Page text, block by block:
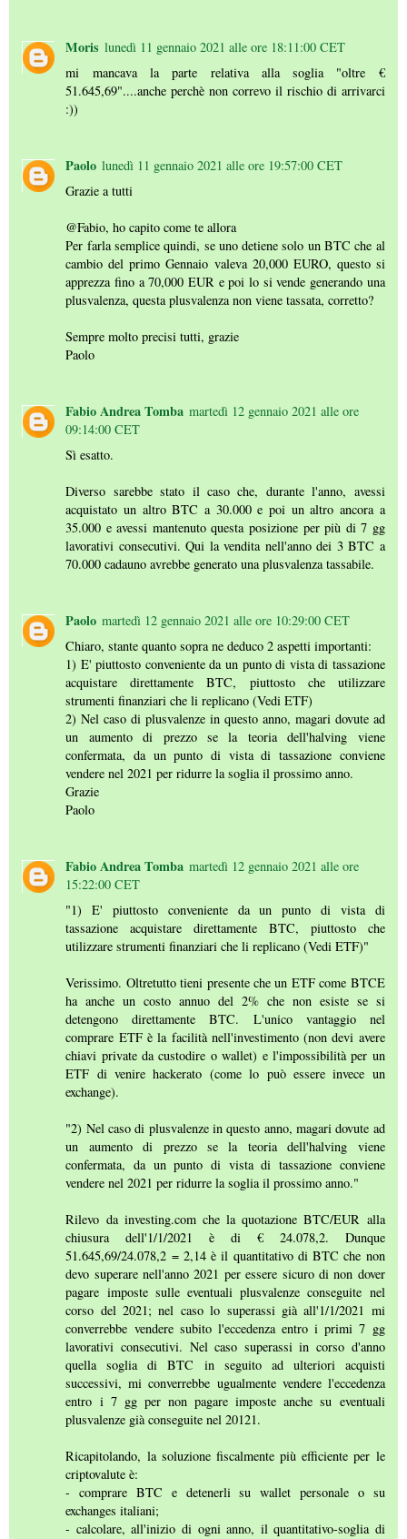
Moris lunedì 11 gennaio 2021 alle ore 18:11:00 CET
mi mancava la parte relativa alla soglia "oltre €
51.645,69"....anche perchè non correvo il rischio di arrivarci
:))
Paolo lunedì 11 gennaio 2021 alle ore 19:57:00 CET
Grazie a tutti
@Fabio, ho capito come te allora
Per farla semplice quindi, se uno detiene solo un BTC che al
cambio del primo Gennaio valeva 20,000 EURO, questo si
apprezza fino a 70,000 EUR e poi lo si vende generando una
plusvalenza, questa plusvalenza non viene tassata, corretto?
Sempre molto precisi tutti, grazie
Paolo
Fabio Andrea Tomba martedì 12 gennaio 2021 alle ore
09:14:00 CET
Sì esatto.
Diverso sarebbe stato il caso che, durante l'anno, avessi
acquistato un altro BTC a 30.000 e poi un altro ancora a
35.000 e avessi mantenuto questa posizione per più di 7 gg
lavorativi consecutivi. Qui la vendita nell'anno dei 3 BTC a
70.000 cadauno avrebbe generato una plusvalenza tassabile.
Paolo martedì 12 gennaio 2021 alle ore 10:29:00 CET
Chiaro, stante quanto sopra ne deduco 2 aspetti importanti:
1) E' piuttosto conveniente da un punto di vista di tassazione
acquistare direttamente BTC, piuttosto che utilizzare
strumenti finanziari che li replicano (Vedi ETF)
2) Nel caso di plusvalenze in questo anno, magari dovute ad
un aumento di prezzo se la teoria dell'halving viene
confermata, da un punto di vista di tassazione conviene
vendere nel 2021 per ridurre la soglia il prossimo anno.
Grazie
Paolo
Fabio Andrea Tomba martedì 12 gennaio 2021 alle ore
15:22:00 CET
"1) E' piuttosto conveniente da un punto di vista di
tassazione acquistare direttamente BTC, piuttosto che
utilizzare strumenti finanziari che li replicano (Vedi ETF)"
Verissimo. Oltretutto tieni presente che un ETF come BTCE
ha anche un costo annuo del 2% che non esiste se si
detengono direttamente BTC. L'unico vantaggio nel
comprare ETF è la facilità nell'investimento (non devi avere
chiavi private da custodire o wallet) e l'impossibilità per un
ETF di venire hackerato (come lo può essere invece un
exchange).
"2) Nel caso di plusvalenze in questo anno, magari dovute ad
un aumento di prezzo se la teoria dell'halving viene
confermata, da un punto di vista di tassazione conviene
vendere nel 2021 per ridurre la soglia il prossimo anno."
Rilevo da investing.com che la quotazione BTC/EUR alla
chiusura dell'1/1/2021 è di € 24.078,2. Dunque
51.645,69/24.078,2 = 2,14 è il quantitativo di BTC che non
devo superare nell'anno 2021 per essere sicuro di non dover
pagare imposte sulle eventuali plusvalenze conseguite nel
corso del 2021; nel caso lo superassi già all'1/1/2021 mi
converrebbe vendere subito l'eccedenza entro i primi 7 gg
lavorativi consecutivi. Nel caso superassi in corso d'anno
quella soglia di BTC in seguito ad ulteriori acquisti
successivi, mi converrebbe ugualmente vendere l'eccedenza
entro i 7 gg per non pagare imposte anche su eventuali
plusvalenze già conseguite nel 20121.
Ricapitolando, la soluzione fiscalmente più efficiente per le
criptovalute è:
- comprare BTC e detenerli su wallet personale o su
exchanges italiani;
- calcolare, all'inizio di ogni anno, il quantitativo-soglia di